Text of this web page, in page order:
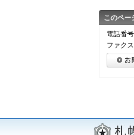
このペー
電話番
ファク